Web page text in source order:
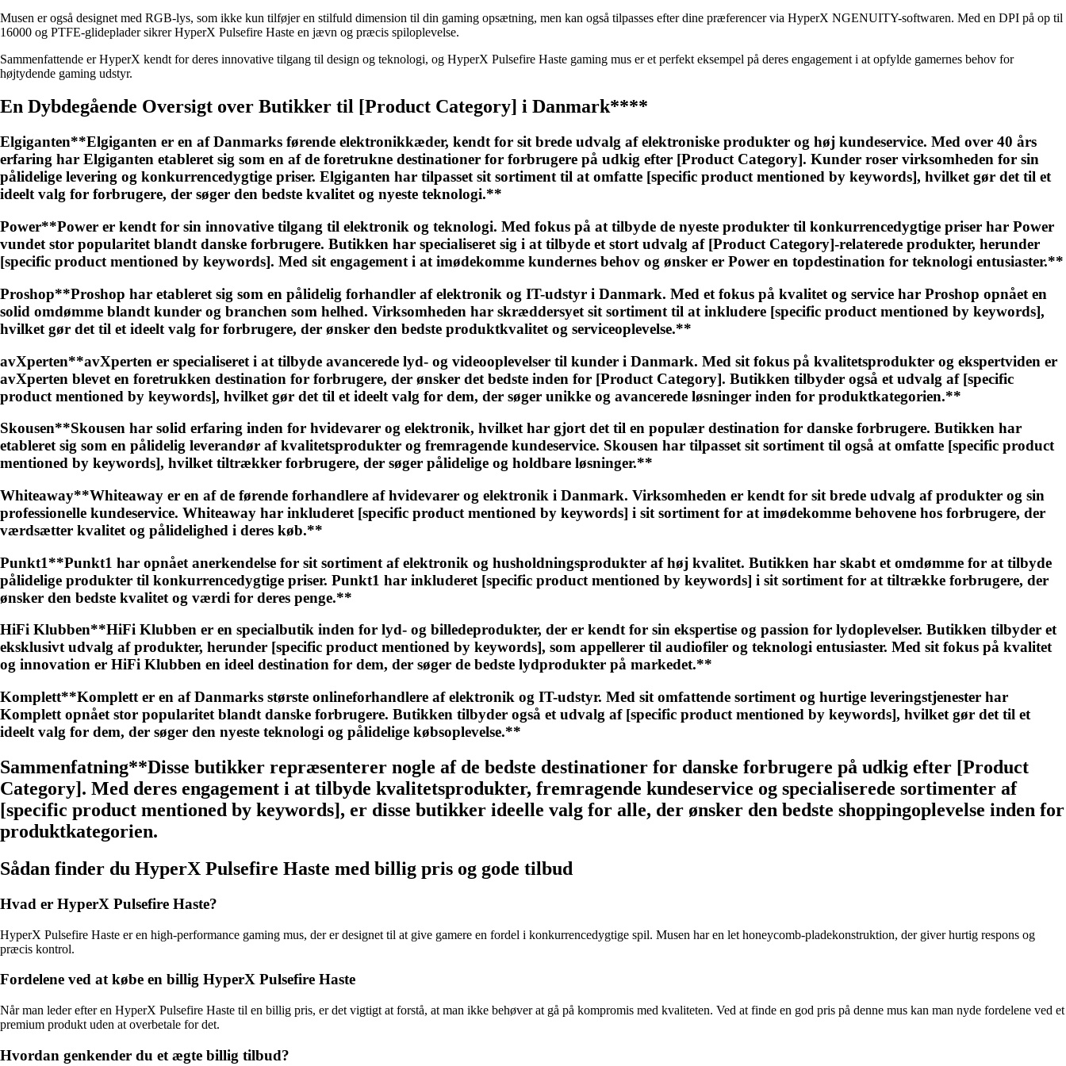
Musen er også designet med RGB-lys, som ikke kun tilføjer en stilfuld dimension til din gaming opsætning, men kan også tilpasses efter dine præferencer via HyperX NGENUITY-softwaren. Med en DPI på op til
16000 og PTFE-glideplader sikrer HyperX Pulsefire Haste en jævn og præcis spiloplevelse.
Sammenfattende er HyperX kendt for deres innovative tilgang til design og teknologi, og HyperX Pulsefire Haste gaming mus er et perfekt eksempel på deres engagement i at opfylde gamernes behov for
højtydende gaming udstyr.
En Dybdegående Oversigt over Butikker til [Product Category] i Danmark****
Elgiganten**Elgiganten er en af Danmarks førende elektronikkæder, kendt for sit brede udvalg af elektroniske produkter og høj kundeservice. Med over 40 års
erfaring har Elgiganten etableret sig som en af de foretrukne destinationer for forbrugere på udkig efter [Product Category]. Kunder roser virksomheden for sin
pålidelige levering og konkurrencedygtige priser. Elgiganten har tilpasset sit sortiment til at omfatte [specific product mentioned by keywords], hvilket gør det til et
ideelt valg for forbrugere, der søger den bedste kvalitet og nyeste teknologi.**
Power**Power er kendt for sin innovative tilgang til elektronik og teknologi. Med fokus på at tilbyde de nyeste produkter til konkurrencedygtige priser har Power
vundet stor popularitet blandt danske forbrugere. Butikken har specialiseret sig i at tilbyde et stort udvalg af [Product Category]-relaterede produkter, herunder
[specific product mentioned by keywords]. Med sit engagement i at imødekomme kundernes behov og ønsker er Power en topdestination for teknologi entusiaster.**
Proshop**Proshop har etableret sig som en pålidelig forhandler af elektronik og IT-udstyr i Danmark. Med et fokus på kvalitet og service har Proshop opnået en
solid omdømme blandt kunder og branchen som helhed. Virksomheden har skræddersyet sit sortiment til at inkludere [specific product mentioned by keywords],
hvilket gør det til et ideelt valg for forbrugere, der ønsker den bedste produktkvalitet og serviceoplevelse.**
avXperten**avXperten er specialiseret i at tilbyde avancerede lyd- og videooplevelser til kunder i Danmark. Med sit fokus på kvalitetsprodukter og ekspertviden er
avXperten blevet en foretrukken destination for forbrugere, der ønsker det bedste inden for [Product Category]. Butikken tilbyder også et udvalg af [specific
product mentioned by keywords], hvilket gør det til et ideelt valg for dem, der søger unikke og avancerede løsninger inden for produktkategorien.**
Skousen**Skousen har solid erfaring inden for hvidevarer og elektronik, hvilket har gjort det til en populær destination for danske forbrugere. Butikken har
etableret sig som en pålidelig leverandør af kvalitetsprodukter og fremragende kundeservice. Skousen har tilpasset sit sortiment til også at omfatte [specific product
mentioned by keywords], hvilket tiltrækker forbrugere, der søger pålidelige og holdbare løsninger.**
Whiteaway**Whiteaway er en af de førende forhandlere af hvidevarer og elektronik i Danmark. Virksomheden er kendt for sit brede udvalg af produkter og sin
professionelle kundeservice. Whiteaway har inkluderet [specific product mentioned by keywords] i sit sortiment for at imødekomme behovene hos forbrugere, der
værdsætter kvalitet og pålidelighed i deres køb.**
Punkt1**Punkt1 har opnået anerkendelse for sit sortiment af elektronik og husholdningsprodukter af høj kvalitet. Butikken har skabt et omdømme for at tilbyde
pålidelige produkter til konkurrencedygtige priser. Punkt1 har inkluderet [specific product mentioned by keywords] i sit sortiment for at tiltrække forbrugere, der
ønsker den bedste kvalitet og værdi for deres penge.**
HiFi Klubben**HiFi Klubben er en specialbutik inden for lyd- og billedeprodukter, der er kendt for sin ekspertise og passion for lydoplevelser. Butikken tilbyder et
eksklusivt udvalg af produkter, herunder [specific product mentioned by keywords], som appellerer til audiofiler og teknologi entusiaster. Med sit fokus på kvalitet
og innovation er HiFi Klubben en ideel destination for dem, der søger de bedste lydprodukter på markedet.**
Komplett**Komplett er en af Danmarks største onlineforhandlere af elektronik og IT-udstyr. Med sit omfattende sortiment og hurtige leveringstjenester har
Komplett opnået stor popularitet blandt danske forbrugere. Butikken tilbyder også et udvalg af [specific product mentioned by keywords], hvilket gør det til et
ideelt valg for dem, der søger den nyeste teknologi og pålidelige købsoplevelse.**
Sammenfatning**Disse butikker repræsenterer nogle af de bedste destinationer for danske forbrugere på udkig efter [Product
Category]. Med deres engagement i at tilbyde kvalitetsprodukter, fremragende kundeservice og specialiserede sortimenter af
[specific product mentioned by keywords], er disse butikker ideelle valg for alle, der ønsker den bedste shoppingoplevelse inden for
produktkategorien.
Sådan finder du HyperX Pulsefire Haste med billig pris og gode tilbud
Hvad er HyperX Pulsefire Haste?
HyperX Pulsefire Haste er en high-performance gaming mus, der er designet til at give gamere en fordel i konkurrencedygtige spil. Musen har en let honeycomb-pladekonstruktion, der giver hurtig respons og
præcis kontrol.
Fordelene ved at købe en billig HyperX Pulsefire Haste
Når man leder efter en HyperX Pulsefire Haste til en billig pris, er det vigtigt at forstå, at man ikke behøver at gå på kompromis med kvaliteten. Ved at finde en god pris på denne mus kan man nyde fordelene ved et
premium produkt uden at overbetale for det.
Hvordan genkender du et ægte billig tilbud?